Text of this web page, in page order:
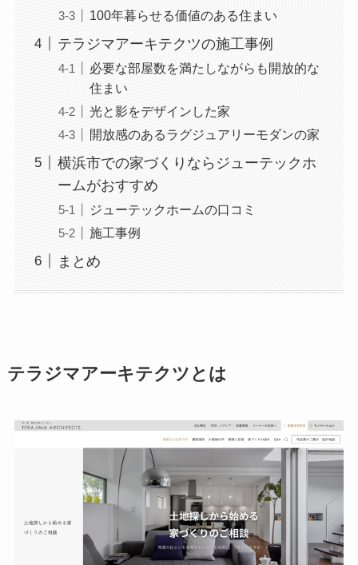
100年暮らせる価値のある住まい
テラジマアーキテクツの施工事例
必要な部屋数を満たしながらも開放的な
住まい
光と影をデザインした家
開放感のあるラグジュアリーモダンの家
横浜市での家づくりならジューテックホ
ームがおすすめ
ジューテックホームの口コミ
施工事例
まとめ
テラジマアーキテクツとは